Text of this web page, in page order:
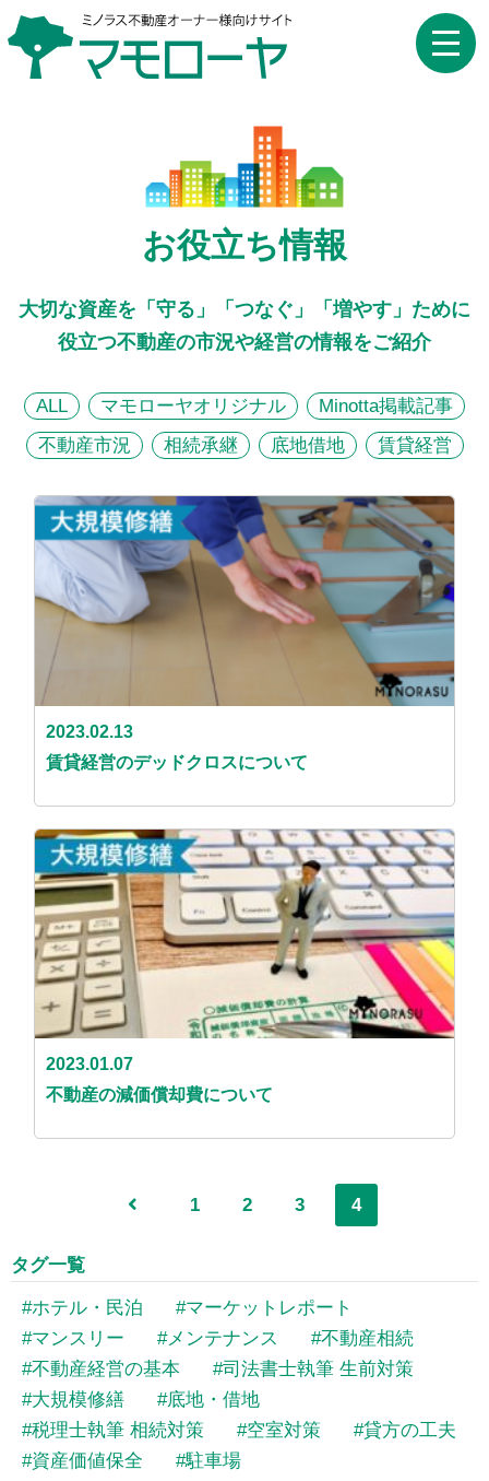
toggle
お役立ち情報
大切な資産を「守る」「つなぐ」「増やす」ために
役立つ不動産の市況や経営の情報をご紹介
ALL マモローヤオリジナル
Minotta掲載記事
不動産市況
相続承継 底地借地 賃貸経営
2023.02.13
賃貸経営のデッドクロスについて
2023.01.07
不動産の減価償却費について
1 2 3 4
タグ一覧
ホテル・民泊
マーケットレポート
マンスリー
メンテナンス
不動産相続
不動産経営の基本
司法書士執筆 生前対策
大規模修繕
底地・借地
税理士執筆 相続対策
空室対策
貸方の工夫
資産価値保全
駐車場